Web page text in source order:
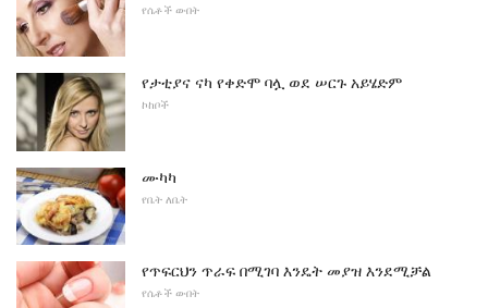
የሴቶች ውበት
የታቲያና ናካ የቀድሞ ባሏ ወደ ሠርጉ አይሄድም
ኮከቦች
ሙካካ
የቤት ለቤት
የጥፍርህን ጥራፍ በሚገባ እንዴት መያዝ እንደሚቻል
የሴቶች ውበት